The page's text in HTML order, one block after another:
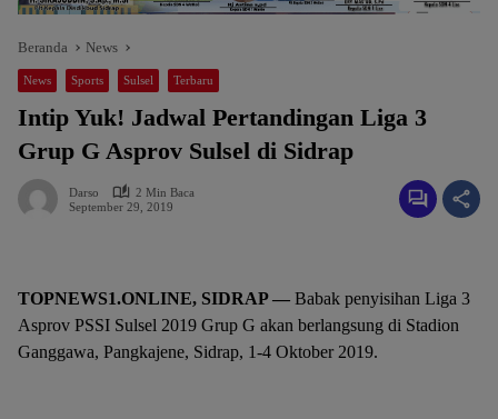
Beranda News
News Sports Sulsel Terbaru
Intip Yuk! Jadwal Pertandingan Liga 3
Grup G Asprov Sulsel di Sidrap
Darso
2 Min Baca
September 29, 2019
TOPNEWS1.ONLINE, SIDRAP — Babak penyisihan Liga 3
Asprov PSSI Sulsel 2019 Grup G akan berlangsung di Stadion
Ganggawa, Pangkajene, Sidrap, 1-4 Oktober 2019.